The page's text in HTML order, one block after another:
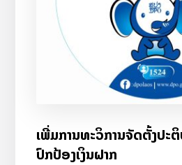
ເພີ່ມການທະວິການຈັດຕັ້ງປະ
ປົກປ້ອງເງິນຝາກ